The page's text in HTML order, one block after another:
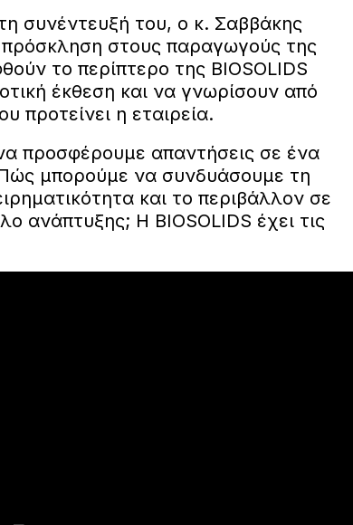
συνέντευξή του, ο κ. Σαββάκης
στους παραγωγούς της
το περίπτερο της BIOSOLIDS
έκθεση και να γνωρίσουν από
προτείνει η εταιρεία.
προσφέρουμε απαντήσεις σε ένα
μπορούμε να συνδυάσουμε τη
και το περιβάλλον σε
ανάπτυξης; Η BIOSOLIDS έχει τις